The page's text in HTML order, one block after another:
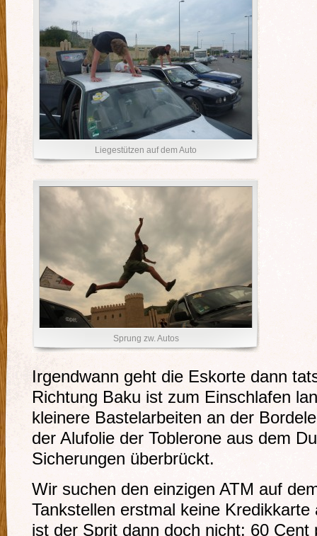
Liegestützen auf dem Auto
Sprung zw. Autos
Irgendwann geht die Eskorte dann
Richtung Baku ist zum Einschlafen
kleinere Bastelarbeiten an der
der Alufolie der Toblerone aus dem
Sicherungen überbrückt.
Wir suchen den einzigen ATM auf
Tankstellen erstmal keine
ist der Sprit dann doch nicht: 60 Cent